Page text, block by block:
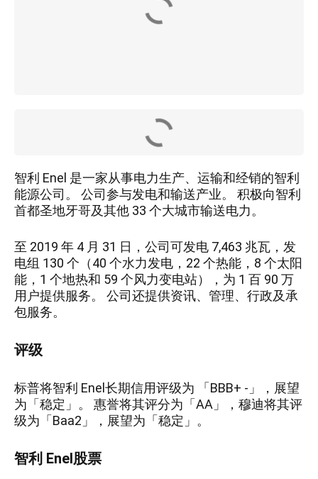
智利 Enel 是一家从事电力生产、运输和经销的智利
能源公司。 公司参与发电和输送产业。 积极向智利
首都圣地牙哥及其他 33 个大城市输送电力。
至 2019 年 4 月 31 日，公司可发电 7,463 兆瓦，发
电组 130 个（40 个水力发电，22 个热能，8 个太阳
能，1 个地热和 59 个风力变电站），为 1 百 90 万
用户提供服务。 公司还提供资讯、管理、行政及承
包服务。
评级
标普将智利 Enel长期信用评级为 「BBB+ -」，展望
为「稳定」。 惠誉将其评分为「AA」，穆迪将其评
级为「Baa2」，展望为「稳定」。
智利 Enel股票